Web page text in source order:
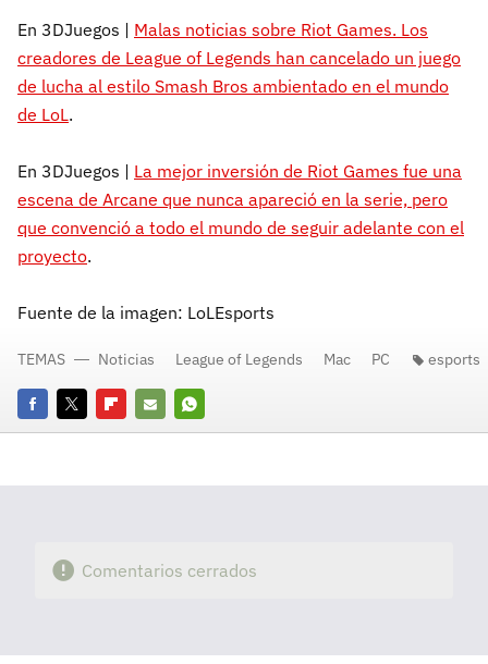
En 3DJuegos | Malas noticias sobre Riot Games. Los
creadores de League of Legends han cancelado un juego
de lucha al estilo Smash Bros ambientado en el mundo
de LoL.
En 3DJuegos | La mejor inversión de Riot Games fue una
escena de Arcane que nunca apareció en la serie, pero
que convenció a todo el mundo de seguir adelante con el
proyecto.
Fuente de la imagen: LoLEsports
FacebookTwitterFlipboard
E-
Whatsapp
TEMAS Noticias League of Legends Mac PC esports
Comentarios cerrados